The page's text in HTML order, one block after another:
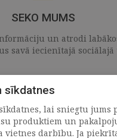
SEKO MUMS
un atrodi
savā iecienītajā sociālajā
sīkdatnes
lai sniegtu jums
produktiem un
vietnes darbību. Ja